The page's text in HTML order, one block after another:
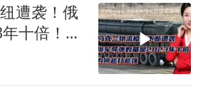
遭袭！俄
十倍！为